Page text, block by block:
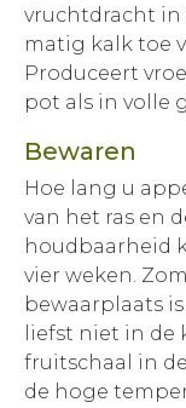
vruchtdracht in
matig kalk toe
Produceert
pot als in volle
Bewaren
Hoe lang u
van het ras en
houdbaarheid
vier weken.
bewaarplaats
liefst niet in de
fruitschaal in
de hoge